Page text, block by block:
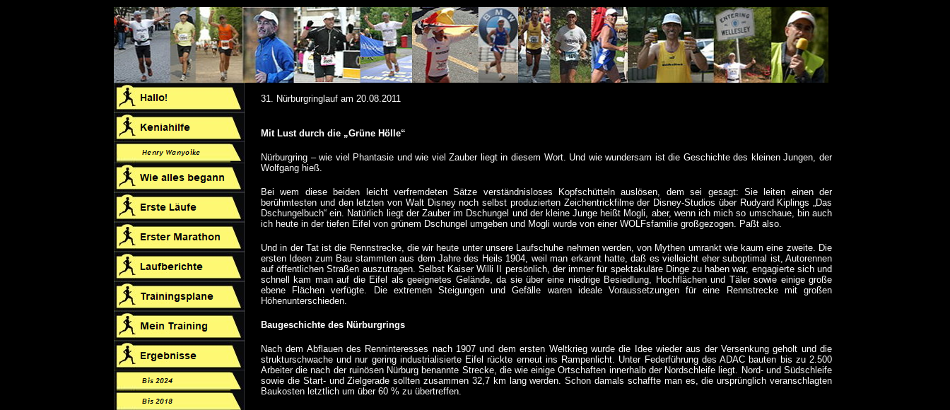
31. Nürburgringlauf am 20.08.2011
Mit Lust durch die „Grüne Hölle“
Nürburgring – wie viel Phantasie und wie viel Zauber liegt in diesem Wort. Und wie wundersam ist die Geschichte des kleinen Jungen, der
Wolfgang hieß.
Bei wem diese beiden leicht verfremdeten Sätze verständnisloses Kopfschütteln auslösen, dem sei gesagt: Sie leiten einen der
berühmtesten und den letzten von Walt Disney noch selbst produzierten Zeichentrickfilme der Disney-Studios über Rudyard Kiplings „Das
Dschungelbuch“ ein. Natürlich liegt der Zauber im Dschungel und der kleine Junge heißt Mogli, aber, wenn ich mich so umschaue, bin auch
ich heute in der tiefen Eifel von grünem Dschungel umgeben und Mogli wurde von einer WOLFsfamilie großgezogen. Paßt also.
Und in der Tat ist die Rennstrecke, die wir heute unter unsere Laufschuhe nehmen werden, von Mythen umrankt wie kaum eine zweite. Die
ersten Ideen zum Bau stammten aus dem Jahre des Heils 1904, weil man erkannt hatte, daß es vielleicht eher suboptimal ist, Autorennen
auf öffentlichen Straßen auszutragen. Selbst Kaiser Willi II persönlich, der immer für spektakuläre Dinge zu haben war, engagierte sich und
schnell kam man auf die Eifel als geeignetes Gelände, da sie über eine niedrige Besiedlung, Hochflächen und Täler sowie einige große
ebene Flächen verfügte. Die extremen Steigungen und Gefälle waren ideale Voraussetzungen für eine Rennstrecke mit großen
Höhenunterschieden.
Baugeschichte des Nürburgrings
Nach dem Abflauen des Renninteresses nach 1907 und dem ersten Weltkrieg wurde die Idee wieder aus der Versenkung geholt und die
strukturschwache und nur gering industrialisierte Eifel rückte erneut ins Rampenlicht. Unter Federführung des ADAC bauten bis zu 2.500
Arbeiter die nach der ruinösen Nürburg benannte Strecke, die wie einige Ortschaften innerhalb der Nordschleife liegt. Nord- und Südschleife
sowie die Start- und Zielgerade sollten zusammen 32,7 km lang werden. Schon damals schaffte man es, die ursprünglich veranschlagten
Baukosten letztlich um über 60 % zu übertreffen.